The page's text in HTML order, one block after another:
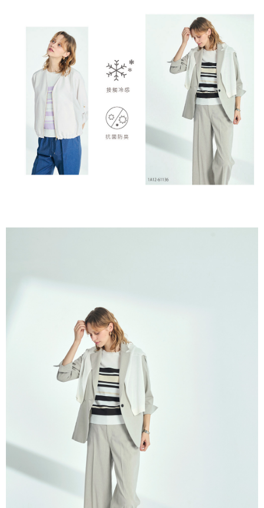
３．收到繳費通知簡訊後14天內，點擊此簡訊中的連結，可透過四大超商／
ATM／網路銀行／等多元方式進行付款，方視為交易完成。
※ 請注意：結帳手續完成當下不需立刻繳費，但若您需要取消訂單，請聯絡
購買商品的店家。未經商家同意取消之訂單仍視為有效，需透過AFTEE先享
後付繳納相關費用。
※ 交易是否成功請以「AFTEE先享後付 」之結帳頁面顯示為準，若有關於
是否繳費成功／繳費後需取消欲退款等相關疑問，請聯繫「AFTEE先享後付
客戶支援中心」
https://netprotections.freshdesk.com/support/home
【注意事項】
１．透過由恩沛科技股份有限公司提供之「AFTEE先享後付」服務完成之交
易，需依本服務之必要範圍內提供個人資料，並將交易相關給付款項請求債
權轉讓予恩沛科技股份有限公司。
２．關於個人資料處理事宜，請瀏覽以下網址：
https://aftee.tw/terms/#terms3
３．未成年的使用者請事先徵得法定代理人或監護人之同意方可使用
時審查核予不同之上限額度；若仍有額度不足之情形，本公司將視審查結果
每筆NT$60，滿NT$2,000(含以上)免運費
付款後7-11取貨---滿2000元免運
每筆NT$60，滿NT$2,000(含以上)免運費
宅配-滿2000元免運
每筆NT$120，滿NT$2,000(含以上)免運費